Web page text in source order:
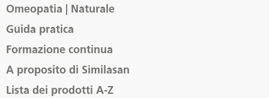
Omeopatia | Naturale
Guida pratica
Formazione continua
A proposito di Similasan
Lista dei prodotti A-Z